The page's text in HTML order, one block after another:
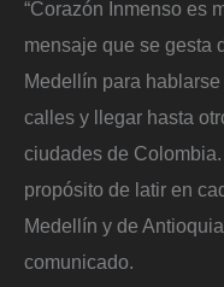
“Corazón Inmenso es
mensaje que se gesta
Medellín para
calles y llegar hasta
ciudades de Colombia.
propósito de latir en
Medellín y de
comunicado.